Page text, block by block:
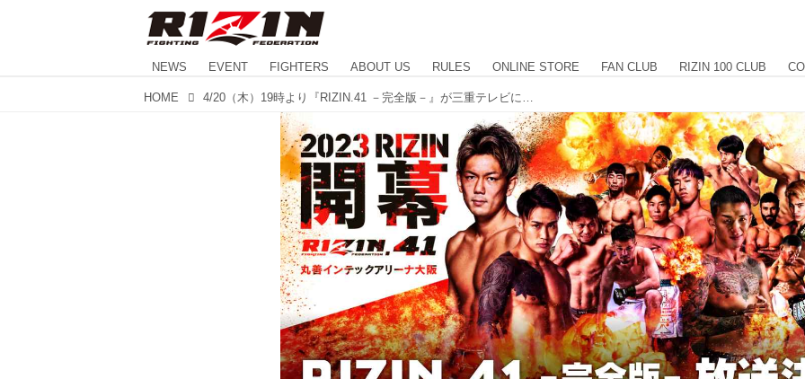
NEWS EVENT FIGHTERS ABOUT US RULES ONLINE STORE FAN CLUB RIZIN 100 CLUB
HOME